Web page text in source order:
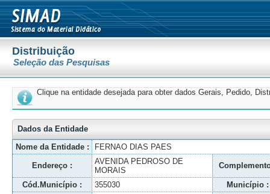
Distribuição
Seleção das Pesquisas
Clique na entidade desejada para obter dados Gerais, Pedido,
Dados da Entidade
Nome da Entidade :
FERNAO DIAS PAES
Endereço :
AVENIDA PEDROSO DE
MORAIS
Cód.Município : 355030 Município :